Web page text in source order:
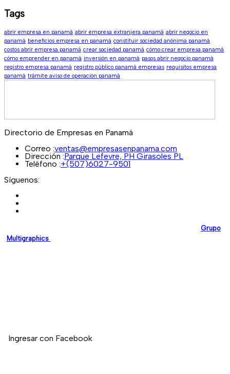
Tags
abrir empresa en panamá abrir empresa extranjera panamá abrir negocio en
panamá beneficios empresa en panamá constituir sociedad anónima panamá
costos abrir empresa panamá crear sociedad panamá cómo crear empresa panamá
cómo emprender en panamá inversión en panamá pasos abrir negocio panamá
registro empresa panamá registro público panamá empresas requisitos empresa
panamá trámite aviso de operación panamá
Directorio de Empresas en Panamá
Correo :ventas@empresasenpanama.com
Dirección :Parque Lefevre, PH Girasoles PL
Teléfono :+(507)6027-9501
Síguenos:
Grupo
Multigraphics
Ingresar con Facebook